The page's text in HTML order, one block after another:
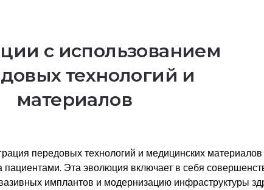
с использованием
технологий и
материалов
передовых технологий и медицинских
пациентами. Эта эволюция включает в себя
имплантов и модернизацию инфраструктуры